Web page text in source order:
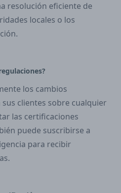
resolución eficiente de
locales o los
los cambios
clientes sobre cualquier
las certificaciones
puede suscribirse a
para recibir